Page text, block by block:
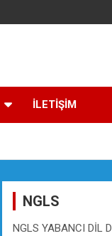
İLETİŞİM
NGLS
NGLS YABANCI DİL